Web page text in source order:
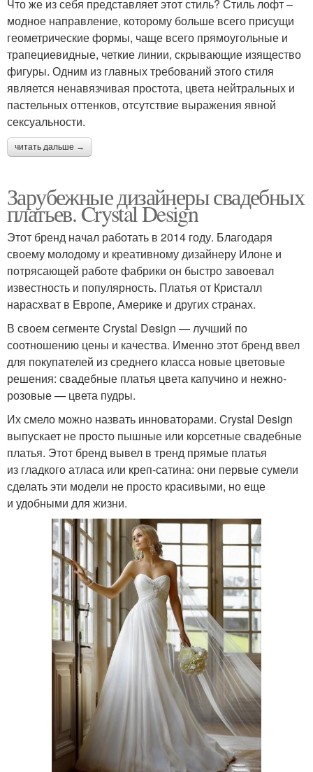
Что же из себя представляет этот стиль? Стиль лофт –
модное направление, которому больше всего присущи
геометрические формы, чаще всего прямоугольные и
трапециевидные, четкие линии, скрывающие изящество
фигуры. Одним из главных требований этого стиля
является ненавязчивая простота, цвета нейтральных и
пастельных оттенков, отсутствие выражения явной
сексуальности.
читать дальше →
Зарубежные дизайнеры свадебных
платьев. Crystal Design
Этот бренд начал работать в 2014 году. Благодаря
своему молодому и креативному дизайнеру Илоне и
потрясающей работе фабрики он быстро завоевал
известность и популярность. Платья от Кристалл
нарасхват в Европе, Америке и других странах.
В своем сегменте Crystal Design — лучший по
соотношению цены и качества. Именно этот бренд ввел
для покупателей из среднего класса новые цветовые
решения: свадебные платья цвета капучино и нежно-
розовые — цвета пудры.
Их смело можно назвать инноваторами. Crystal Design
выпускает не просто пышные или корсетные свадебные
платья. Этот бренд вывел в тренд прямые платья
из гладкого атласа или креп-сатина: они первые сумели
сделать эти модели не просто красивыми, но еще
и удобными для жизни.